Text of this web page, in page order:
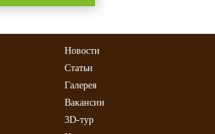
Новости
Статьи
Галерея
Вакансии
3D-тур